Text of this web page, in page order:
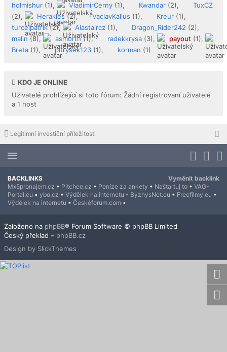
holmishur (1), VladimirCerny (1), Kwandar (2),
TuxCZ
(2),
Herakles(2), VaclavKallus (1), Kreur (1),
turcelpatrik(2), Alastaircz (1), Dragon_Rider242 (2),
malin (8), asmorth(1), radekkrysa (3), payout (1),
Breta (1), pitrysek123 (1), korman (1)
KDO JE ONLINE
Uživatelé prohlížející si toto fórum: Žádní registrovaní uživatelé
a 1 host
Legitimní investiční příležitosti
BACKLINKS
Vyměnit backlink
Mx5pronajem.cz • Pitchee.cz • Peníze za ankety • Naštartuj to • VAG-
Portal.eu • ybo.cz • Výdělek na internetu - ByznysNet.eu • Freefilmy.eu •
Výdělek na internetu • Českéforum.com •
Založeno na phpBB® Forum Software © phpBB Limited
Český překlad – phpBB.cz
Design by SlickThemes